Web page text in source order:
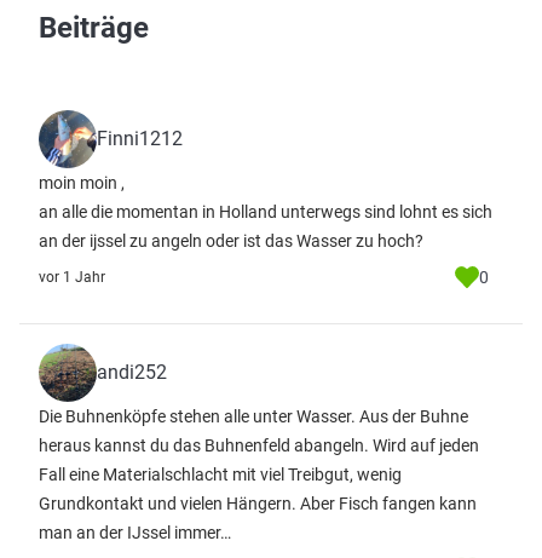
Beiträge
Finni1212
moin moin ,
an alle die momentan in Holland unterwegs sind lohnt es sich
an der ijssel zu angeln oder ist das Wasser zu hoch?
vor 1 Jahr 0
andi252
Die Buhnenköpfe stehen alle unter Wasser. Aus der Buhne
heraus kannst du das Buhnenfeld abangeln. Wird auf jeden
Fall eine Materialschlacht mit viel Treibgut, wenig
Grundkontakt und vielen Hängern. Aber Fisch fangen kann
man an der IJssel immer…